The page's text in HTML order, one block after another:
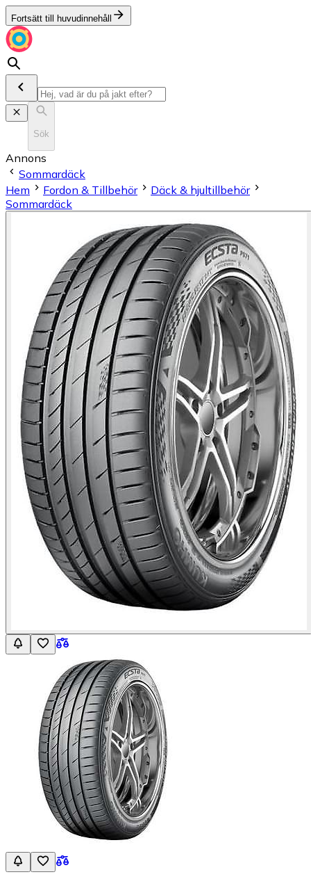
Fortsätt till huvudinnehåll
Sök
Annons
Sommardäck
Hem
Fordon & Tillbehör
Däck & hjultillbehör
Sommardäck